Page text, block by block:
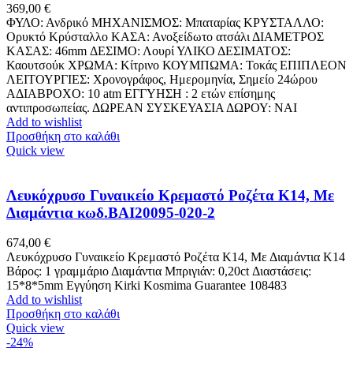
369,00 €
ΦΥΛΟ: Ανδρικό ΜΗΧΑΝΙΣΜΟΣ: Μπαταρίας ΚΡΥΣΤΑΛΛΟ:
Ορυκτό Κρύσταλλο ΚΑΣΑ: Ανοξείδωτο ατσάλι ΔΙΑΜΕΤΡΟΣ
ΚΑΣΑΣ: 46mm ΔΕΣΙΜΟ: Λουρί ΥΛΙΚΟ ΔΕΣΙΜΑΤΟΣ:
Καουτσούκ ΧΡΩΜΑ: Κίτρινο ΚΟΥΜΠΩΜΑ: Τοκάς ΕΠΙΠΛΕΟΝ
ΛΕΙΤΟΥΡΓΙΕΣ: Χρονογράφος, Ημερομηνία, Σημείο 24ώρου
ΑΔΙΑΒΡΟΧΟ: 10 atm ΕΓΓΥΗΣΗ : 2 ετών επίσημης
αντιπροσωπείας. ΔΩΡΕΑΝ ΣΥΣΚΕΥΑΣΙΑ ΔΩΡΟΥ: NAI
Add to wishlist
Προσθήκη στο καλάθι
Quick view
Λευκόχρυσο Γυναικείο Κρεμαστό Ροζέτα Κ14, Με
Διαμάντια κωδ.BAI20095-020-2
674,00 €
Λευκόχρυσο Γυναικείο Κρεμαστό Ροζέτα Κ14, Με Διαμάντια Κ14
Βάρος: 1 γραμμάριο Διαμάντια Μπριγιάν: 0,20ct Διαστάσεις:
15*8*5mm Εγγύηση Kirki Kosmima Guarantee 108483
Add to wishlist
Προσθήκη στο καλάθι
Quick view
-24%